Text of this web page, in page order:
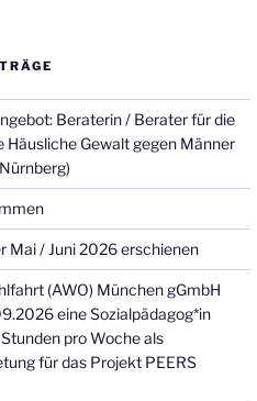
Beraterin / Berater für die
Häusliche Gewalt gegen Männer
Mai / Juni 2026 erschienen
(AWO) München gGmbH
eine Sozialpädagog*in
pro Woche als
für das Projekt PEERS